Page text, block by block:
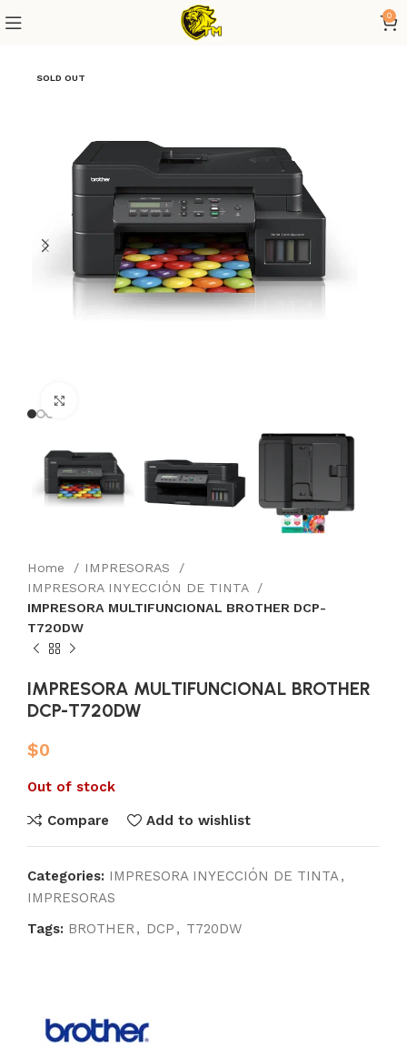
0
SOLD OUT
Home
IMPRESORAS
IMPRESORA INYECCIÓN DE TINTA
IMPRESORA MULTIFUNCIONAL BROTHER DCP-
T720DW
IMPRESORA MULTIFUNCIONAL BROTHER
DCP-T720DW
$0
Out of stock
Compare Add to wishlist
Categories: IMPRESORA INYECCIÓN DE TINTA,
IMPRESORAS
Tags: BROTHER, DCP , T720DW